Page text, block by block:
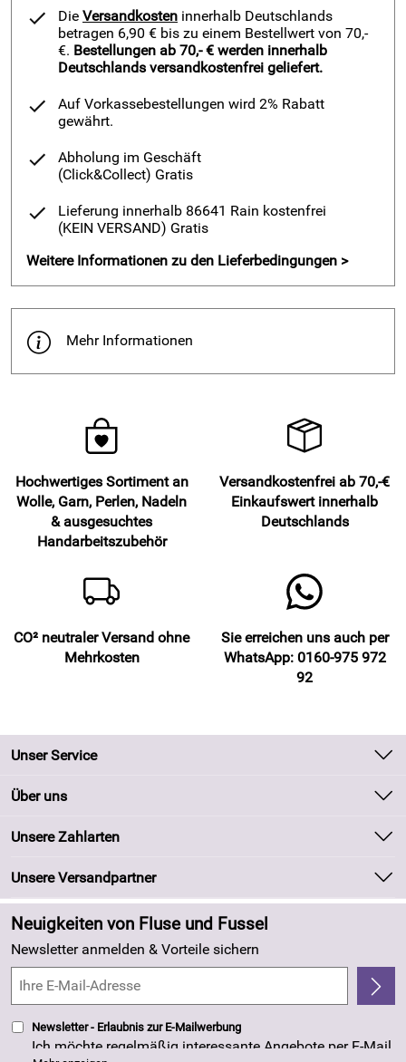
Die Versandkosten innerhalb Deutschlands
betragen 6,90 € bis zu einem Bestellwert von 70,-
€. Bestellungen ab 70,- € werden innerhalb
Deutschlands versandkostenfrei geliefert.
Auf Vorkassebestellungen wird 2% Rabatt
gewährt.
Abholung im Geschäft
(Click&Collect) Gratis
Lieferung innerhalb 86641 Rain kostenfrei
(KEIN VERSAND) Gratis
Weitere Informationen zu den Lieferbedingungen >
Mehr Informationen
Hochwertiges Sortiment an
Wolle, Garn, Perlen, Nadeln
& ausgesuchtes
Handarbeitszubehör
Versandkostenfrei ab 70,-€
Einkaufswert innerhalb
Deutschlands
CO² neutraler Versand ohne
Mehrkosten
Sie erreichen uns auch per
WhatsApp: 0160-975 972
92
Unser Service
Kontakt
Kundeninformationen
Newsletter
Zahlung und Versand
Kundenlogin
Über uns
Unsere Bestseller
Neu
Angebote
Made in Germany
4,8/5
Unsere Zahlarten
Unsere Versandpartner
Neuigkeiten von Fluse und Fussel
Newsletter anmelden & Vorteile sichern
Newsletter - Erlaubnis zur E-Mailwerbung
Ich möchte regelmäßig interessante Angebote per E-Mail